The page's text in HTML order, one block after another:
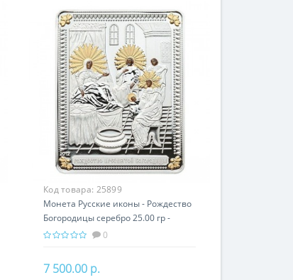
Код товара: 25899
Монета Русские иконы - Рождество
Богородицы серебро 25.00 гр -
православные святыни
0
7 500.00 р.